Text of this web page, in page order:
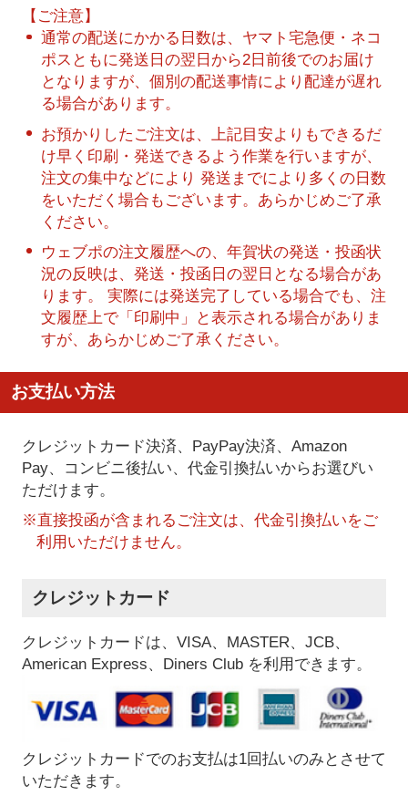
【ご注意】
通常の配送にかかる日数は、ヤマト宅急便・ネコ
ポスともに発送日の翌日から2日前後でのお届け
となりますが、個別の配送事情により配達が遅れ
る場合があります。
お預かりしたご注文は、上記目安よりもできるだ
け早く印刷・発送できるよう作業を行いますが、
注文の集中などにより 発送までにより多くの日数
をいただく場合もございます。あらかじめご了承
ください。
ウェブポの注文履歴への、年賀状の発送・投函状
況の反映は、発送・投函日の翌日となる場合があ
ります。 実際には発送完了している場合でも、注
文履歴上で「印刷中」と表示される場合がありま
すが、あらかじめご了承ください。
お支払い方法
クレジットカード決済、PayPay決済、Amazon
Pay、コンビニ後払い、代金引換払いからお選びい
ただけます。
※直接投函が含まれるご注文は、代金引換払いをご
利用いただけません。
クレジットカード
クレジットカードは、VISA、MASTER、JCB、
American Express、Diners Club を利用できます。
クレジットカードでのお支払は1回払いのみとさせて
いただきます。